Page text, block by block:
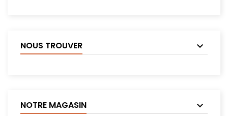
NOUS TROUVER
NOTRE MAGASIN